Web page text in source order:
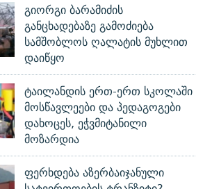
გიორგი ბარამიძის
განცხადებაზე გამოძიება
სამშობლოს ღალატის მუხლით
დაიწყო
ტაილანდის ერთ-ერთ სკოლაში
მოსწავლეები და პედაგოგები
დახოცეს, ეჭვმიტანილი
მოზარდია
ფერხდება აზერბაიჯანული